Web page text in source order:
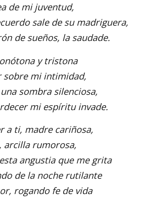
de mi juventud,
sale de su madriguera,
de sueños, la saudade.
y tristona
sobre mi intimidad,
sombra silenciosa,
mi espíritu invade.
a ti, madre cariñosa,
arcilla rumorosa,
angustia que me grita
de la noche rutilante
rogando fe de vida